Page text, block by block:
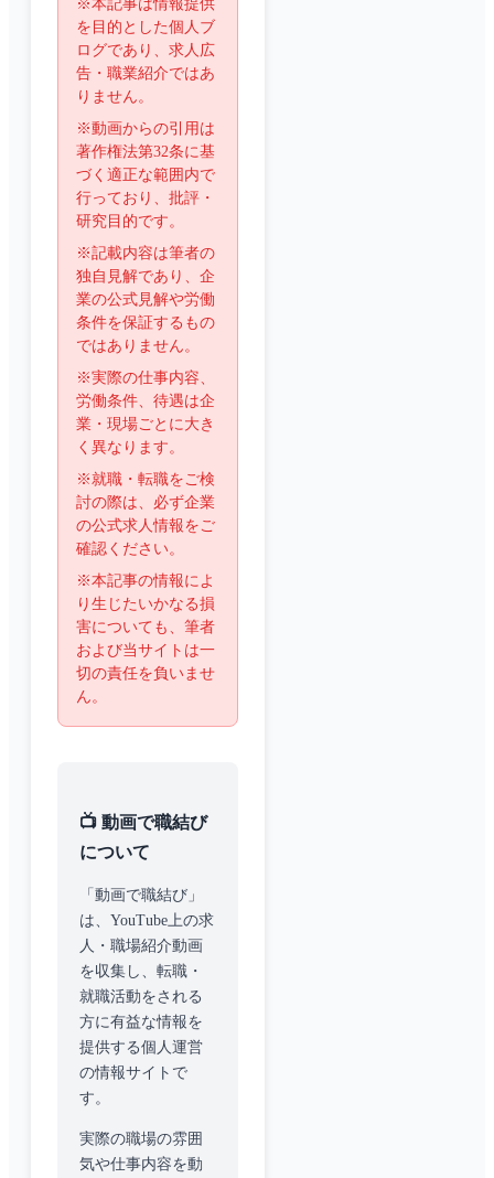
※本記事は情報提供
を目的とした個人ブ
ログであり、求人広
告・職業紹介ではあ
りません。
※動画からの引用は
著作権法第32条に基
づく適正な範囲内で
行っており、批評・
研究目的です。
※記載内容は筆者の
独自見解であり、企
業の公式見解や労働
条件を保証するもの
ではありません。
※実際の仕事内容、
労働条件、待遇は企
業・現場ごとに大き
く異なります。
※就職・転職をご検
討の際は、必ず企業
の公式求人情報をご
確認ください。
※本記事の情報によ
り生じたいかなる損
害についても、筆者
および当サイトは一
切の責任を負いませ
ん。
📺 動画で職結び
について
「動画で職結び」
は、YouTube上の求
人・職場紹介動画
を収集し、転職・
就職活動をされる
方に有益な情報を
提供する個人運営
の情報サイトで
す。
実際の職場の雰囲
気や仕事内容を動